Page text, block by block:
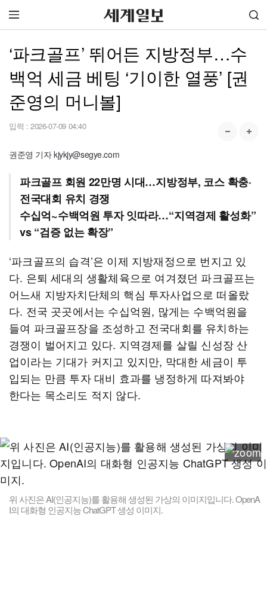
‘파크골프’ 뛰어든 지방정부…수
백억 세금 베팅 ‘기이한 열풍’ [권
준영의 머니볼]
입력 : 2026-07-09 04:40
권준영 기자 kjykjy@segye.com
파크골프 회원 22만명 시대…지방정부, 코스 확충·
전국대회 유치 경쟁
수십억~수백억원 투자 잇따라…“지역경제 활성화”
vs “검증 없는 확장”
‘파크골프의 습격’은 이제 지방재정으로 번지고 있
다. 은퇴 세대의 생활체육으로 여겨졌던 파크골프는
어느새 지방자치단체의 핵심 투자사업으로 떠올랐
다. 전국 곳곳에서는 수십억원, 많게는 수백억원을
들여 파크골프장을 조성하고 전국대회를 유치하는
경쟁이 벌어지고 있다. 지역경제를 살릴 신성장 산
업이라는 기대가 커지고 있지만, 막대한 세금이 투
입되는 만큼 투자 대비 효과를 냉정하게 따져봐야
한다는 목소리도 적지 않다.
위 사진은 AI(인공지능)를 활용해 생성된 가상의 이미지입니다. OpenA
I의 대화형 인공지능 ChatGPT 생성 이미지.